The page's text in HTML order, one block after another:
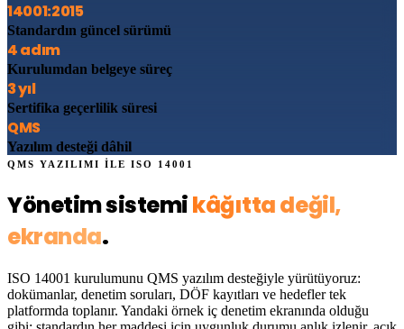
14001:2015
Standardın güncel sürümü
4 adım
Kurulumdan belgeye süreç
3 yıl
Sertifika geçerlilik süresi
QMS
Yazılım desteği dâhil
QMS YAZILIMI İLE ISO 14001
Yönetim sistemikâğıtta değil,
ekranda.
ISO 14001 kurulumunu QMS yazılım desteğiyle yürütüyoruz:
dokümanlar, denetim soruları, DÖF kayıtları ve hedefler tek
platformda toplanır. Yandaki örnek iç denetim ekranında olduğu